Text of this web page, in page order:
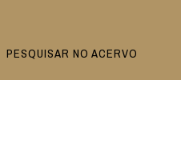
PESQUISAR NO ACERVO